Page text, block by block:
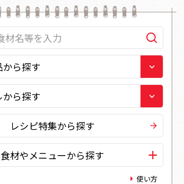
レシピ特集から探す
食材やメニューから探す
使い方